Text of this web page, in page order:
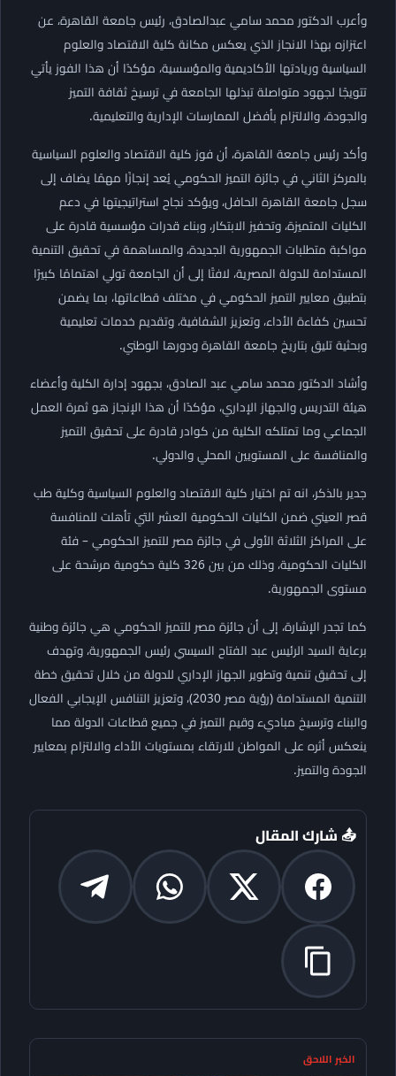
وأعرب الدكتور محمد سامي عبدالصادق، رئيس جامعة القاهرة، عن
اعتزازه بهذا الانجاز الذي يعكس مكانة كلية الاقتصاد والعلوم
السياسية وريادتها الأكاديمية والمؤسسية، مؤكدًا أن هذا الفوز يأتي
تتويجًا لجهود متواصلة تبذلها الجامعة في ترسيخ ثقافة التميز
والجودة، والالتزام بأفضل الممارسات الإدارية والتعليمية.
وأكد رئيس جامعة القاهرة، أن فوز كلية الاقتصاد والعلوم السياسية
بالمركز الثاني في جائزة التميز الحكومي يُعد إنجازًا مهمًا يضاف إلى
سجل جامعة القاهرة الحافل، ويؤكد نجاح استراتيجيتها في دعم
الكليات المتميزة، وتحفيز الابتكار، وبناء قدرات مؤسسية قادرة على
مواكبة متطلبات الجمهورية الجديدة، والمساهمة في تحقيق التنمية
المستدامة للدولة المصرية، لافتًا إلى أن الجامعة تولي اهتمامًا كبيرًا
بتطبيق معايير التميز الحكومي في مختلف قطاعاتها، بما يضمن
تحسين كفاءة الأداء، وتعزيز الشفافية، وتقديم خدمات تعليمية
وبحثية تليق بتاريخ جامعة القاهرة ودورها الوطني.
وأشاد الدكتور محمد سامي عبد الصادق، بجهود إدارة الكلية وأعضاء
هيئة التدريس والجهاز الإداري، مؤكدًا أن هذا الإنجاز هو ثمرة العمل
الجماعي وما تمتلكه الكلية من كوادر قادرة على تحقيق التميز
والمنافسة على المستويين المحلي والدولي.
جدير بالذكر، انه تم اختيار كلية الاقتصاد والعلوم السياسية وكلية طب
قصر العيني ضمن الكليات الحكومية العشر التي تأهلت للمنافسة
على المراكز الثلاثة الأولى في جائزة مصر للتميز الحكومي – فئة
الكليات الحكومية، وذلك من بين 326 كلية حكومية مرشحة على
مستوى الجمهورية.
كما تجدر الإشارة، إلى أن جائزة مصر للتميز الحكومي هي جائزة وطنية
برعاية السيد الرئيس عبد الفتاح السيسي رئيس الجمهورية، وتهدف
إلى تحقيق تنمية وتطوير الجهاز الإداري للدولة من خلال تحقيق خطة
التنمية المستدامة (رؤية مصر 2030)، وتعزيز التنافس الإيجابي الفعال
والبناء وترسيخ مباديء وقيم التميز في جميع قطاعات الدولة مما
ينعكس أثره على المواطن للارتقاء بمستويات الأداء والالتزام بمعايير
الجودة والتميز.
📤 شارك المقال
الخبر اللاحق